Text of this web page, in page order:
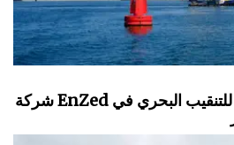
شركة EnZed تحصل على أول تصريح للتنقيب البحري في